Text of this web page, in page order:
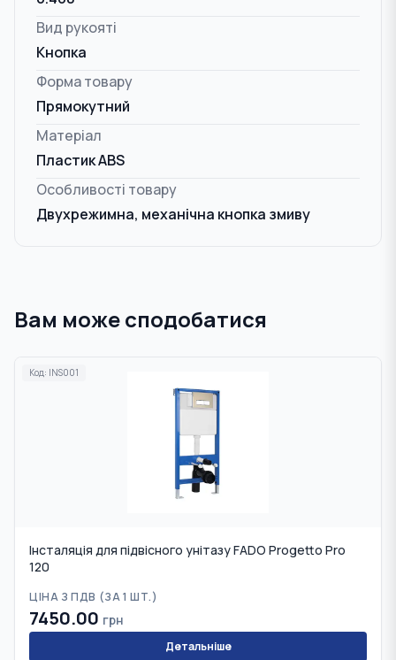
Вид рукояті
Кнопка
Форма товару
Прямокутний
Матеріал
Пластик ABS
Особливості товару
Двухрежимна, механічна кнопка змиву
Вам може сподобатися
Код: INS001
Інсталяція для підвісного унітазу FADO Progetto Pro
120
ЦІНА З ПДВ (ЗА 1 ШТ.)
7450.00 грн
Детальніше